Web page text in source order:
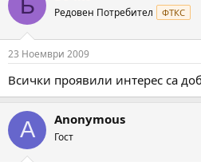
Б Редовен Потребител ФТКС
23 Ноември 2009
Всички проявили интерес са
A Anonymous
Гост